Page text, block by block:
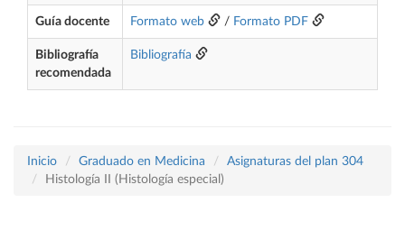
Guía docente Formato web / Formato PDF
Bibliografía
recomendada
Bibliografía
Inicio Graduado en Medicina
Asignaturas del plan 304
Histología II (Histología especial)